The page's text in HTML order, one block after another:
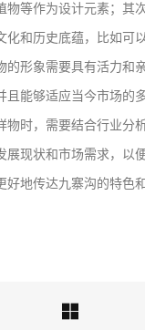
物等作为设计元素；其
化和历史底蕴，比如可
的形象需要具有活力和
且能够适应当今市场的
物时，需要结合行业分
展现状和市场需求，以
好地传达九寨沟的特色
